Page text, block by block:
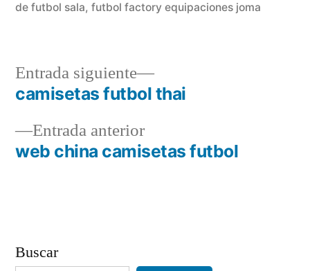
de futbol sala, futbol factory equipaciones joma
Navegación
deEntrada anteriorEntrada
anterior:
web china camisetas futbol
Entrada siguiente
Entrada
siguiente:
camisetas futbol thai
Buscar